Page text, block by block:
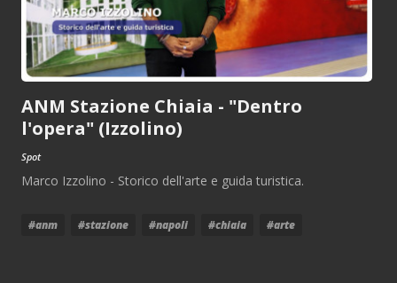
ANM Stazione Chiaia - "Dentro
l'opera" (Izzolino)
Spot
Marco Izzolino - Storico dell'arte e guida turistica.
#anm #stazione #napoli #chiaia #arte